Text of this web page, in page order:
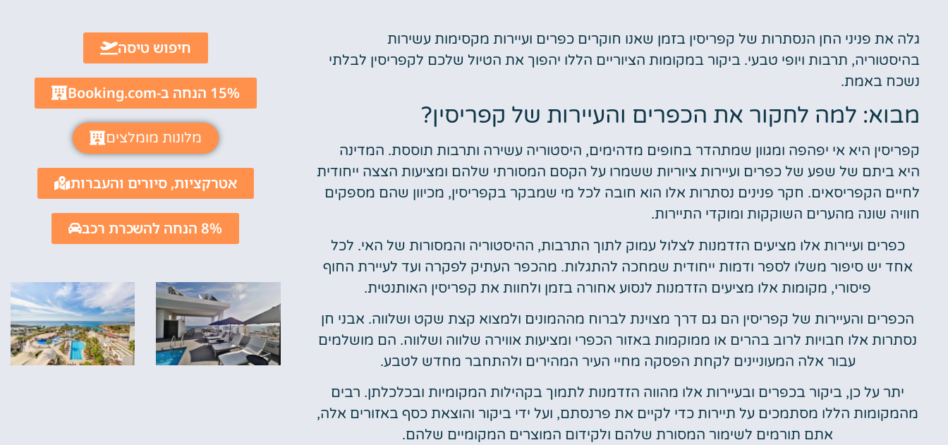
מלונות
מציאת מלון
מומלץ?
לחצו
פה!
טיסות
מציאת
לחצו
פה!
הפעילויות השוות
גלה את פניני החן הנסתרות של קפריסין בזמן שאנו חוקרים כפרים ועיירות מקסימות עשירות
בהיסטוריה, תרבות ויופי טבעי. ביקור במקומות הציוריים הללו יהפוך את הטיול שלכם לקפריסין לבלתי
נשכח באמת.
מבוא: למה לחקור את הכפרים והעיירות של קפריסין?
קפריסין היא אי יפהפה ומגוון שמתהדר בחופים מדהימים, היסטוריה עשירה ותרבות תוססת. המדינה
היא ביתם של שפע של כפרים ועיירות ציוריות ששמרו על הקסם המסורתי שלהם ומציעות הצצה ייחודית
לחיים הקפריסאים. חקר פנינים נסתרות אלו הוא חובה לכל מי שמבקר בקפריסין, מכיוון שהם מספקים
חוויה שונה מהערים השוקקות ומוקדי התיירות.
כפרים ועיירות אלו מציעים הזדמנות לצלול עמוק לתוך התרבות, ההיסטוריה והמסורות של האי. לכל
אחד יש סיפור משלו לספר ודמות ייחודית שמחכה להתגלות. מהכפר העתיק לפקרה ועד לעיירת החוף
פיסורי, מקומות אלו מציעים הזדמנות לנסוע אחורה בזמן ולחוות את קפריסין האותנטית.
הכפרים והעיירות של קפריסין הם גם דרך מצוינת לברוח מההמונים ולמצוא קצת שקט ושלווה. אבני חן
נסתרות אלו חבויות לרוב בהרים או ממוקמות באזור הכפרי ומציעות אווירה שלווה ושלווה. הם מושלמים
עבור אלה המעוניינים לקחת הפסקה מחיי העיר המהירים ולהתחבר מחדש לטבע.
יתר על כן, ביקור בכפרים ובעיירות אלו מהווה הזדמנות לתמוך בקהילות המקומיות ובכלכלתן. רבים
מהמקומות הללו מסתמכים על תיירות כדי לקיים את פרנסתם, ועל ידי ביקור והוצאת כסף באזורים אלה,
אתם תורמים לשימור המסורת שלהם ולקידום המוצרים המקומיים שלהם.
חיפוש טיסה
15% הנחה ב-Booking.com
מלונות מומלצים
אטרקציות, סיורים והעברות
8% הנחה להשכרת רכב